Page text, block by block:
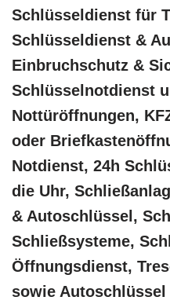
Schlüsseldienst für
Schlüsseldienst &
Einbruchschutz &
Schlüsselnotdienst
Nottüröffnungen,
oder
Notdienst, 24h
die Uhr,
& Autoschlüssel,
Schließsysteme,
Öffnungsdienst,
sowie